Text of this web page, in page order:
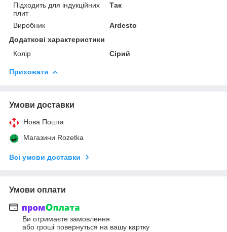
Підходить для індукційних
плит
Так
Виробник
Ardesto
Додаткові характеристики
Колір
Сірий
Приховати
Умови доставки
Нова Пошта
Магазини Rozetka
Всі умови доставки
Умови оплати
Ви отримаєте замовлення
або гроші повернуться на вашу картку